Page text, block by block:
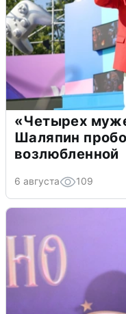
«Четырех
Шаляпин
возлюбленной
6 августа 109